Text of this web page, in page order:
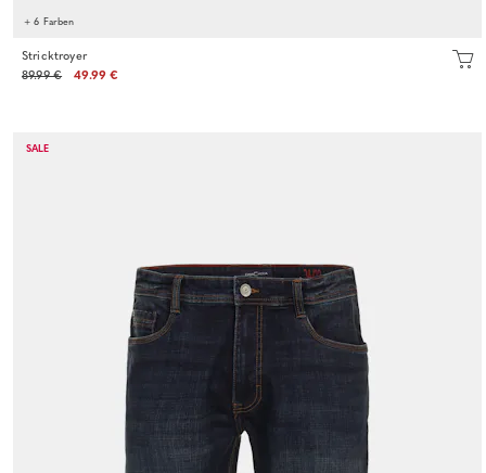
+ 6 Farben
Stricktroyer
89.99 €
49.99 €
SALE